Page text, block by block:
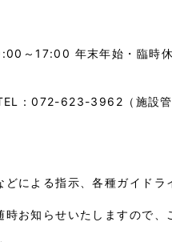
～17:00 年末年始・臨時休
：072-623-3962（施設
による指示、各種ガイドラ
お知らせいたしますので